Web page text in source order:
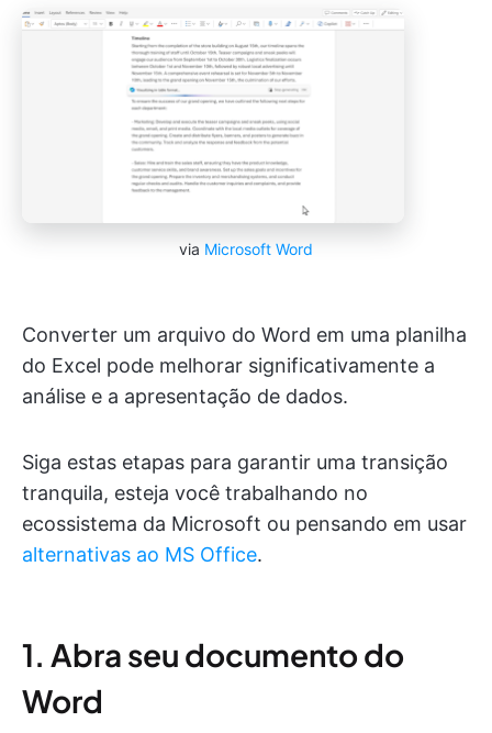
via Microsoft Word
Converter um arquivo do Word em uma planilha
do Excel pode melhorar significativamente a
análise e a apresentação de dados.
Siga estas etapas para garantir uma transição
tranquila, esteja você trabalhando no
ecossistema da Microsoft ou pensando em usar
alternativas ao MS Office.
1. Abra seu documento do
Word